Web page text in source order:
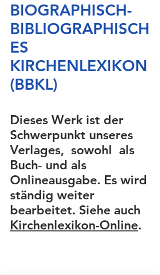
BIOGRAPHISCH-
BIBLIOGRAPHISCH
ES
KIRCHENLEXIKON
(BBKL)
Dieses Werk ist der
Schwerpunkt unseres
Verlages, sowohl als
Buch- und als
Onlineausgabe. Es wird
ständig weiter
bearbeitet. Siehe auch
Kirchenlexikon-Online.